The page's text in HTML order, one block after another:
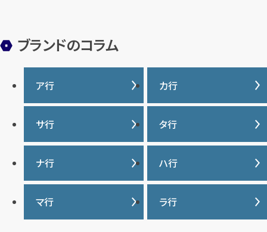
ブランドのコラム
ア行
IWC
ヴァシュロンコンスタンタ
ン
ウブロ
エルメス
オーデマ ピゲ
カ行
カナダグース
カルティエ
グッチ
クロムハーツ
ケイト・スペード
サ行
サマンサタバサ
ジーショック
ジャガー・ルクルト
タ行
タグ・ホイヤー
ディオール
ティファニー
ナ行
ナイキ
ハ行
バーバリー
バカラ
マ行 ラ行